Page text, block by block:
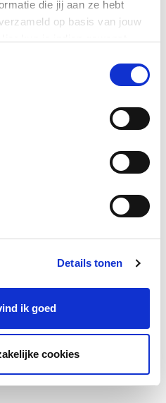
die jij aan ze hebt
op basis van jouw
blijft gebruiken.
Details tonen
ik goed
cookies
je gaat vegen.
hebt om te vegen.
leeractiviteit